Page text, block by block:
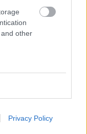
other
Privacy Policy